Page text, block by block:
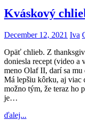
Kváskový
December 12, 2021 Iva
Opäť chlieb. Z
doniesla recept (video a
meno Olaf II, darí sa mu
Má lepšiu kôrku, aj viac
možno tým, že teraz ho
je…
ďalej...